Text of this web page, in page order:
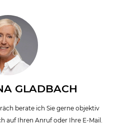
GLADBACH
berate ich Sie gerne objektiv
auf Ihren Anruf oder Ihre E-Mail.